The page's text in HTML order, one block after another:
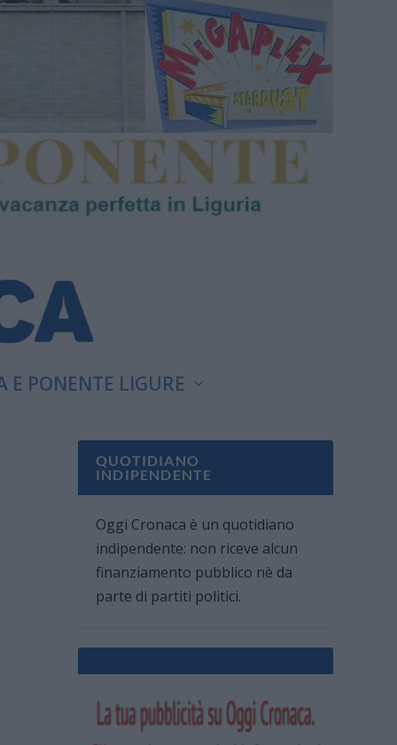
PONENTE LIGURE
QUOTIDIANO
INDIPENDENTE
Oggi Cronaca è un quotidiano
indipendente: non riceve alcun
finanziamento pubblico nè da
parte di partiti politici.